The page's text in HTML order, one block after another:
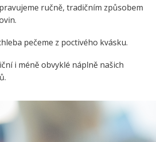
ručně, tradičním způsobem
pečeme z poctivého kvásku.
i méně obvyklé náplně našich